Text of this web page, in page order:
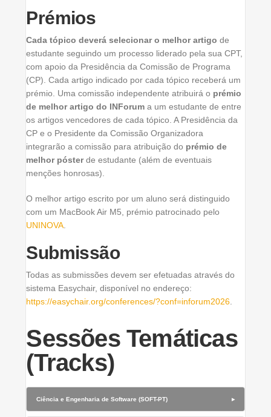
Prémios
Cada tópico deverá selecionar o melhor artigo de
estudante seguindo um processo liderado pela sua CPT,
com apoio da Presidência da Comissão de Programa
(CP). Cada artigo indicado por cada tópico receberá um
prémio. Uma comissão independente atribuirá o prémio
de melhor artigo do INForum a um estudante de entre
os artigos vencedores de cada tópico. A Presidência da
CP e o Presidente da Comissão Organizadora
integrarão a comissão para atribuição do prémio de
melhor pósterde estudante (além de eventuais
menções honrosas).
O melhor artigo escrito por um aluno será distinguido
com um MacBook Air M5, prémio patrocinado pelo
UNINOVA
Submissão
Todas as submissões devem ser efetuadas através do
sistema Easychair, disponível no endereço:
https://easychair.org/conferences/?conf=inforum2026
Sessões Temáticas
(Tracks)
Ciência e Engenharia de Software (SOFT-PT)